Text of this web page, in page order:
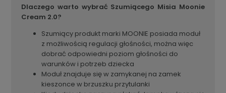
Dlaczego warto wybrać Szumiącego Misia Moonie
Cream 2.0?
Szumiący produkt marki MOONIE posiada moduł
z możliwością regulacji głośności, można więc
dobrać odpowiedni poziom głośności do
warunków i potrzeb dziecka
Moduł znajduje się w zamykanej na zamek
kieszonce w brzuszku przytulanki